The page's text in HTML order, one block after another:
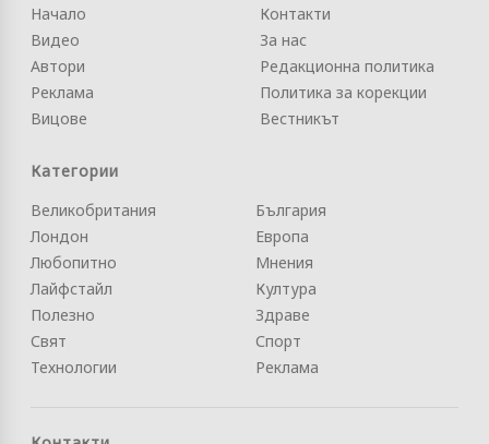
Начало
Видео
Автори
Реклама
Вицове
Контакти
За нас
Редакционна политика
Политика за корекции
Вестникът
Категории
Великобритания
Лондон
Любопитно
Лайфстайл
Полезно
Свят
Технологии
България
Европа
Мнения
Култура
Здраве
Спорт
Реклама